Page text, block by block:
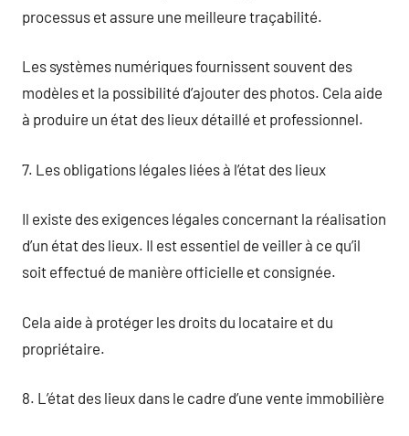
processus et assure une meilleure traçabilité.
Les systèmes numériques fournissent souvent des
modèles et la possibilité d’ajouter des photos. Cela aide
à produire un état des lieux détaillé et professionnel.
7. Les obligations légales liées à l’état des lieux
Il existe des exigences légales concernant la réalisation
d’un état des lieux. Il est essentiel de veiller à ce qu’il
soit effectué de manière officielle et consignée.
Cela aide à protéger les droits du locataire et du
propriétaire.
8. L’état des lieux dans le cadre d’une vente immobilière